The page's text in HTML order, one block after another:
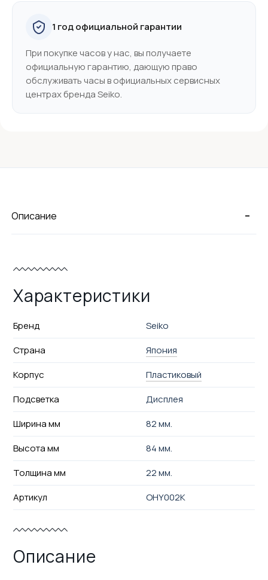
1 год официальной гарантии
При покупке часов у нас, вы получаете
официальную гарантию, дающую право
обслуживать часы в официальных сервисных
центрах бренда Seiko.
-
Описание
Характеристики
Бренд
Seiko
Страна
Япония
Корпус
Пластиковый
Подсветка
Дисплея
Ширина мм
82 мм.
Высота мм
84 мм.
Толщина мм
22 мм.
Артикул
OHY002K
Описание